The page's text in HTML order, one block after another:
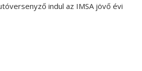
indul az IMSA jövő évi